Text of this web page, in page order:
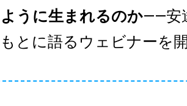
うに生まれるのか——安
とに語るウェビナーを